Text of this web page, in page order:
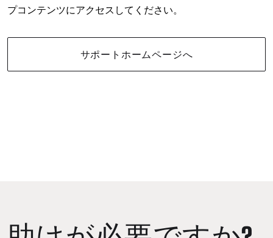
プコンテンツにアクセスしてください。
サポートホームページへ